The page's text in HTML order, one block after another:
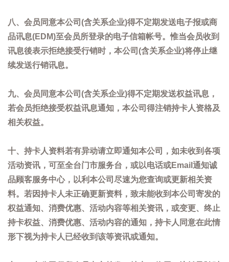
八、会员同意本公司(含关系企业)得不定期发送电子报或商
品讯息(EDM)至会员所登录的电子信箱帐号。惟当会员收到
讯息後表示拒绝接受行销时，本公司(含关系企业)将停止继
续发送行销讯息。
九、会员同意本公司(含关系企业)得不定期发送权益讯息，
若会员拒绝接受权益讯息通知，本公司得注销持卡人资格及
相关权益。
十、持卡人资料若有异动请立即通知本公司，如未收到各项
活动资讯，可至全台门市服务台，或以电话或Email通知诚
品顾客服务中心，以利本公司尽速为您查询或更新相关资
料。若因持卡人未正确更新资料，致未能收到本公司寄发的
权益通知、消费优惠、活动内容等相关资讯，或变更、终止
持卡权益、消费优惠、活动内容的通知，持卡人同意在此情
形下视为持卡人已经收到该等资讯或通知。